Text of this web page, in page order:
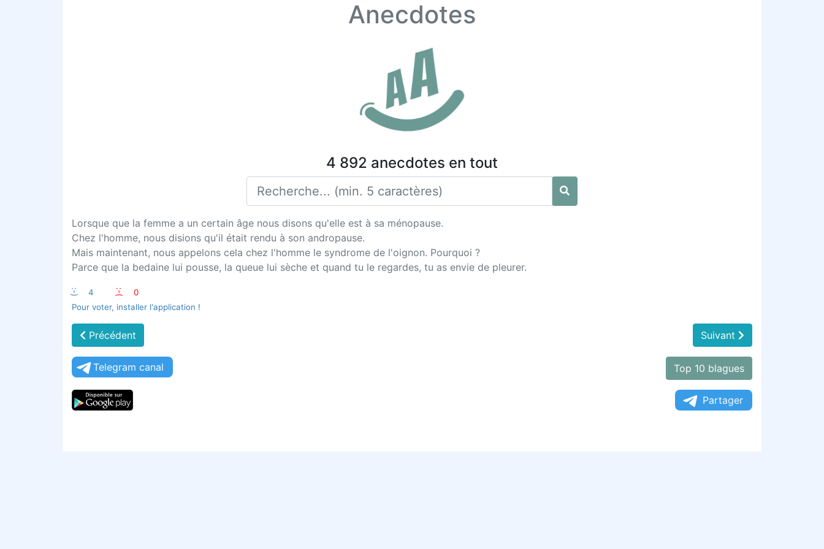
Anecdotes
4 892 anecdotes en tout
Lorsque que la femme a un certain âge nous disons qu'elle est à sa ménopause.
Chez l'homme, nous disions qu'il était rendu à son andropause.
Mais maintenant, nous appelons cela chez l'homme le syndrome de l'oignon. Pourquoi ?
Parce que la bedaine lui pousse, la queue lui sèche et quand tu le regardes, tu as envie de pleurer.
:-) 4 :-(
0
Pour voter, installer l'application !
Précédent Suivant
Telegram canal Top 10 blagues
Partager